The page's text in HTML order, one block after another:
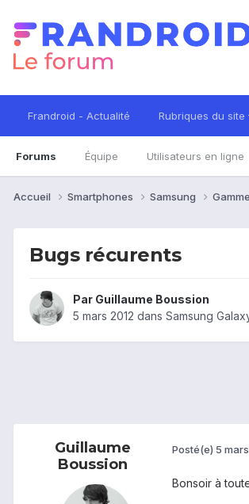
Frandroid - Actualité Rubriques du site
Forums Équipe Utilisateurs en ligne
Accueil Smartphones Samsung
Bugs récurents
Par Guillaume Boussion
5 mars 2012 dans Samsung
Guillaume
Boussion
Posté(e) 5
Bonsoir à